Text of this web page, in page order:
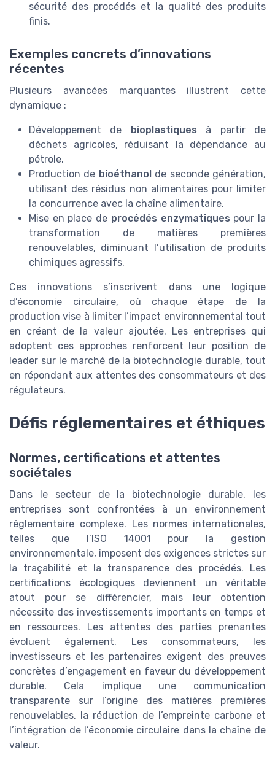
sécurité des procédés et la qualité des produits
finis.
Exemples concrets d’innovations
récentes
Plusieurs avancées marquantes illustrent cette
dynamique :
Développement de bioplastiques à partir de
déchets agricoles, réduisant la dépendance au
pétrole.
Production de bioéthanol de seconde génération,
utilisant des résidus non alimentaires pour limiter
la concurrence avec la chaîne alimentaire.
Mise en place de procédés enzymatiques pour la
transformation de matières premières
renouvelables, diminuant l’utilisation de produits
chimiques agressifs.
Ces innovations s’inscrivent dans une logique
d’économie circulaire, où chaque étape de la
production vise à limiter l’impact environnemental tout
en créant de la valeur ajoutée. Les entreprises qui
adoptent ces approches renforcent leur position de
leader sur le marché de la biotechnologie durable, tout
en répondant aux attentes des consommateurs et des
régulateurs.
Défis réglementaires et éthiques
Normes, certifications et attentes
sociétales
Dans le secteur de la biotechnologie durable, les
entreprises sont confrontées à un environnement
réglementaire complexe. Les normes internationales,
telles que l’ISO 14001 pour la gestion
environnementale, imposent des exigences strictes sur
la traçabilité et la transparence des procédés. Les
certifications écologiques deviennent un véritable
atout pour se différencier, mais leur obtention
nécessite des investissements importants en temps et
en ressources. Les attentes des parties prenantes
évoluent également. Les consommateurs, les
investisseurs et les partenaires exigent des preuves
concrètes d’engagement en faveur du développement
durable. Cela implique une communication
transparente sur l’origine des matières premières
renouvelables, la réduction de l’empreinte carbone et
l’intégration de l’économie circulaire dans la chaîne de
valeur.